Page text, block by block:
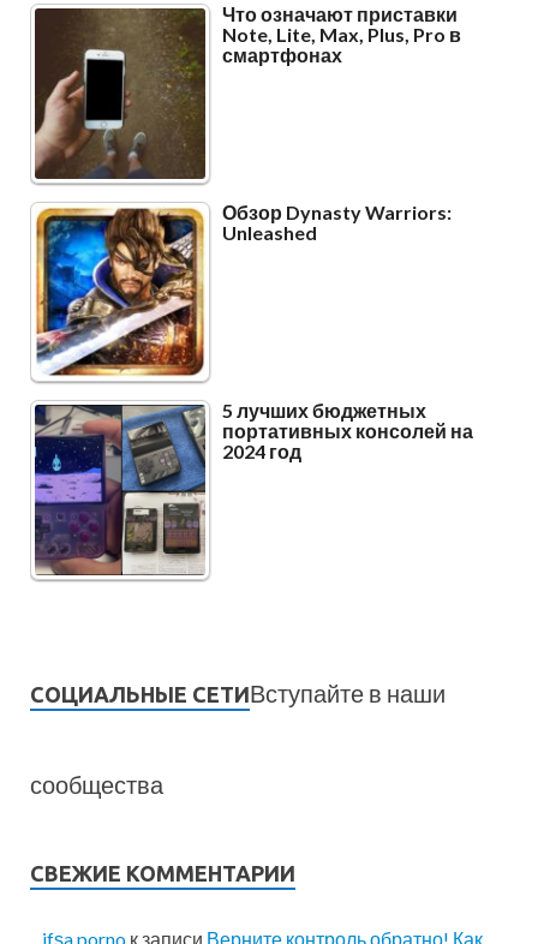
Что означают приставки
Note, Lite, Max, Plus, Pro в
смартфонах
Обзор Dynasty Warriors:
Unleashed
5 лучших бюджетных
портативных консолей на
2024 год
СОЦИАЛЬНЫЕ СЕТИВступайте в наши
сообщества
СВЕЖИЕ КОММЕНТАРИИ
ifşa porno к записи Верните контроль обратно! Как